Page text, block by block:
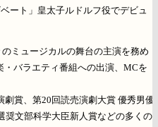
ート」皇太子ルドルフ役でデビュ
ミュージカルの舞台の主演を務め
バラエティ番組への出演、MCを
賞、第20回読売演劇大賞 優秀男優
奨文部科学大臣新人賞などの多くの